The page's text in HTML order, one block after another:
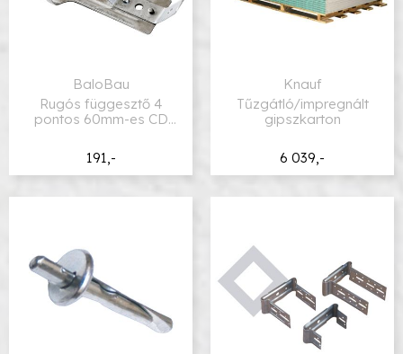
191,-
BaloBau
Rugós függesztő 4
pontos 60mm-es CD
6 039,-
Knauf
Tűzgátló/impregnált
gipszkarton